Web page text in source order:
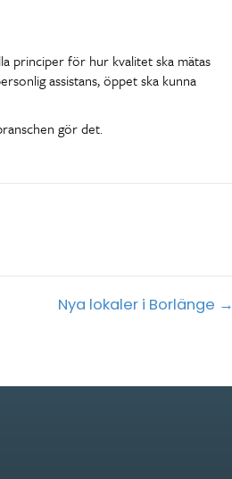
principer för hur kvalitet ska mätas
assistans, öppet ska kunna
gör det.
Nya lokaler i Borlänge →